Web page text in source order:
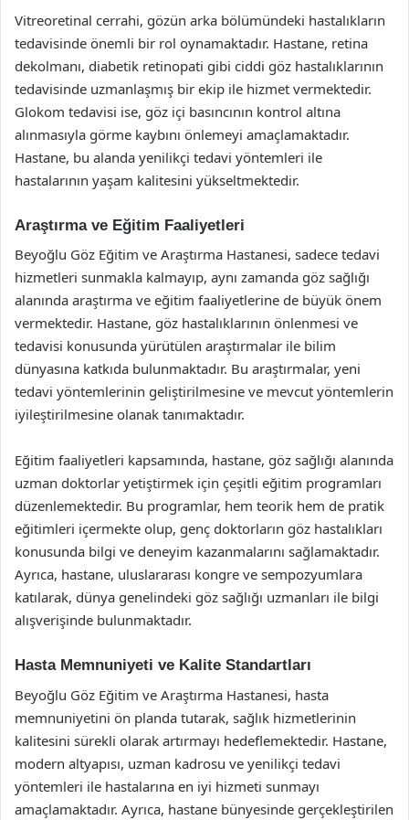
Vitreoretinal cerrahi, gözün arka bölümündeki hastalıkların
tedavisinde önemli bir rol oynamaktadır. Hastane, retina
dekolmanı, diabetik retinopati gibi ciddi göz hastalıklarının
tedavisinde uzmanlaşmış bir ekip ile hizmet vermektedir.
Glokom tedavisi ise, göz içi basıncının kontrol altına
alınmasıyla görme kaybını önlemeyi amaçlamaktadır.
Hastane, bu alanda yenilikçi tedavi yöntemleri ile
hastalarının yaşam kalitesini yükseltmektedir.
Araştırma ve Eğitim Faaliyetleri
Beyoğlu Göz Eğitim ve Araştırma Hastanesi, sadece tedavi
hizmetleri sunmakla kalmayıp, aynı zamanda göz sağlığı
alanında araştırma ve eğitim faaliyetlerine de büyük önem
vermektedir. Hastane, göz hastalıklarının önlenmesi ve
tedavisi konusunda yürütülen araştırmalar ile bilim
dünyasına katkıda bulunmaktadır. Bu araştırmalar, yeni
tedavi yöntemlerinin geliştirilmesine ve mevcut yöntemlerin
iyileştirilmesine olanak tanımaktadır.
Eğitim faaliyetleri kapsamında, hastane, göz sağlığı alanında
uzman doktorlar yetiştirmek için çeşitli eğitim programları
düzenlemektedir. Bu programlar, hem teorik hem de pratik
eğitimleri içermekte olup, genç doktorların göz hastalıkları
konusunda bilgi ve deneyim kazanmalarını sağlamaktadır.
Ayrıca, hastane, uluslararası kongre ve sempozyumlara
katılarak, dünya genelindeki göz sağlığı uzmanları ile bilgi
alışverişinde bulunmaktadır.
Hasta Memnuniyeti ve Kalite Standartları
Beyoğlu Göz Eğitim ve Araştırma Hastanesi, hasta
memnuniyetini ön planda tutarak, sağlık hizmetlerinin
kalitesini sürekli olarak artırmayı hedeflemektedir. Hastane,
modern altyapısı, uzman kadrosu ve yenilikçi tedavi
yöntemleri ile hastalarına en iyi hizmeti sunmayı
amaçlamaktadır. Ayrıca, hastane bünyesinde gerçekleştirilen